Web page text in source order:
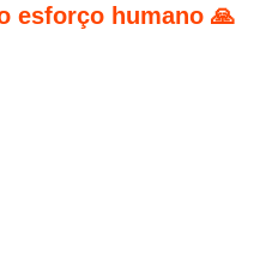
esforço humano 🙏